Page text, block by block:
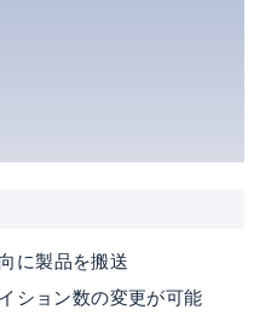
に製品を搬送
ション数の変更が可能